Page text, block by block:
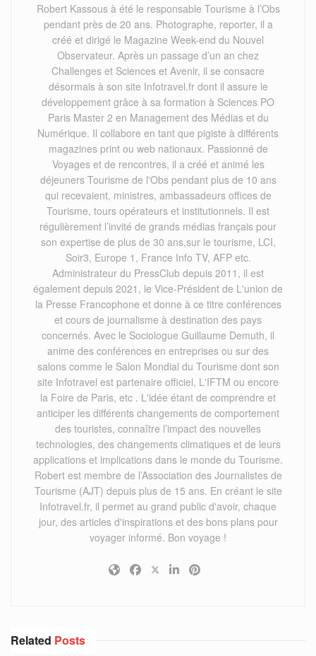
Robert Kassous à été le responsable Tourisme à l’Obs
pendant près de 20 ans. Photographe, reporter, il a
créé et dirigé le Magazine Week-end du Nouvel
Observateur. Après un passage d’un an chez
Challenges et Sciences et Avenir, il se consacre
désormais à son site Infotravel.fr dont il assure le
développement grâce à sa formation à Sciences PO
Paris Master 2 en Management des Médias et du
Numérique. Il collabore en tant que pigiste à différents
magazines print ou web nationaux. Passionné de
Voyages et de rencontres, il a créé et animé les
déjeuners Tourisme de l'Obs pendant plus de 10 ans
qui recevaient, ministres, ambassadeurs offices de
Tourisme, tours opérateurs et institutionnels. Il est
régulièrement l’invité de grands médias français pour
son expertise de plus de 30 ans,sur le tourisme, LCI,
Soir3, Europe 1, France Info TV, AFP etc.
Administrateur du PressClub depuis 2011, il est
également depuis 2021, le Vice-Président de L'union de
la Presse Francophone et donne à ce titre conférences
et cours de journalisme à destination des pays
concernés. Avec le Sociologue Guillaume Demuth, il
anime des conférences en entreprises ou sur des
salons comme le Salon Mondial du Tourisme dont son
site Infotravel est partenaire officiel, L'IFTM ou encore
la Foire de Paris, etc . L'idée étant de comprendre et
anticiper les différents changements de comportement
des touristes, connaître l’impact des nouvelles
technologies, des changements climatiques et de leurs
applications et implications dans le monde du Tourisme.
Robert est membre de l’Association des Journalistes de
Tourisme (AJT) depuis plus de 15 ans. En créant le site
Infotravel.fr, il permet au grand public d'avoir, chaque
jour, des articles d'inspirations et des bons plans pour
voyager informé. Bon voyage !
Related Posts